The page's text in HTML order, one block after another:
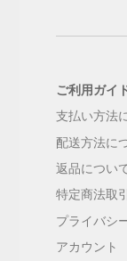
ご利用ガイ
支払い方法
配送方法に
返品につい
特定商法取
プライバシ
アカウント